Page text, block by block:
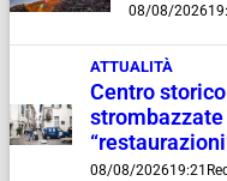
08/08/2026
ATTUALITÀ
Centro
08/08/202619:21